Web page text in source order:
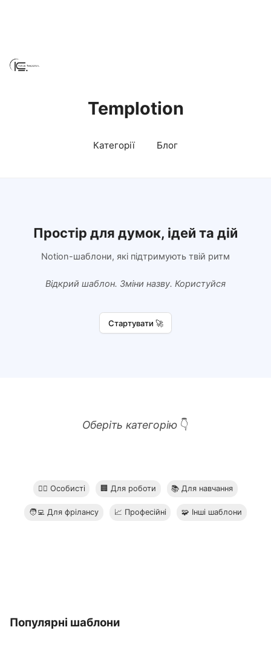
Templotion
Категорії Блог
Простір для думок, ідей та дій
Notion-шаблони, які підтримують твій ритм
Відкрий шаблон. Зміни назву. Користуйся
Стартувати 🚀
Оберіть категорію 👇
🧘‍♂️ Особисті 🏢 Для роботи 📚 Для навчання
🧑‍💻 Для фрілансу 📈 Професійні 🧩 Інші шаблони
Популярні шаблони